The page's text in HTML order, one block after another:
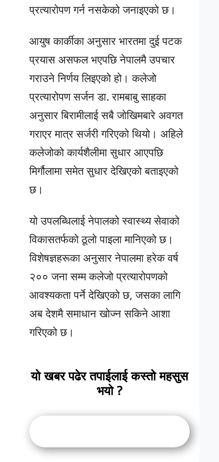
प्रत्यारोपण गर्न नसकेको जनाइएको छ।
आयुष कार्कीका अनुसार भारतमा दुई पटक
प्रयास असफल भएपछि नेपालमै उपचार
गराउने निर्णय लिइएको हो। कलेजो
प्रत्यारोपण सर्जन डा. रामबाबु साहका
अनुसार बिरामीलाई सबै जोखिमबारे अवगत
गराएर मात्र सर्जरी गरिएको थियो। अहिले
कलेजोको कार्यशैलीमा सुधार आएपछि
मिर्गौलामा समेत सुधार देखिएको बताइएको
छ।
यो उपलब्धिलाई नेपालको स्वास्थ्य सेवाको
विकासतर्फको ठूलो पाइला मानिएको छ।
विशेषज्ञहरूका अनुसार नेपालमा हरेक वर्ष
२०० जना सम्म कलेजो प्रत्यारोपणको
आवश्यकता पर्ने देखिएको छ, जसका लागि
अब देशमै समाधान खोज्न सकिने आशा
गरिएको छ।
यो खबर पढेर तपाईलाई कस्तो महसुस
भयो ?